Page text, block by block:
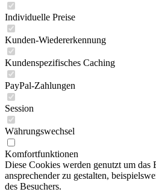
Individuelle Preise
Kunden-Wiedererkennung
Kundenspezifisches Caching
PayPal-Zahlungen
Session
Währungswechsel
Komfortfunktionen
Diese Cookies werden genutzt um das
ansprechender zu gestalten,
des Besuchers.